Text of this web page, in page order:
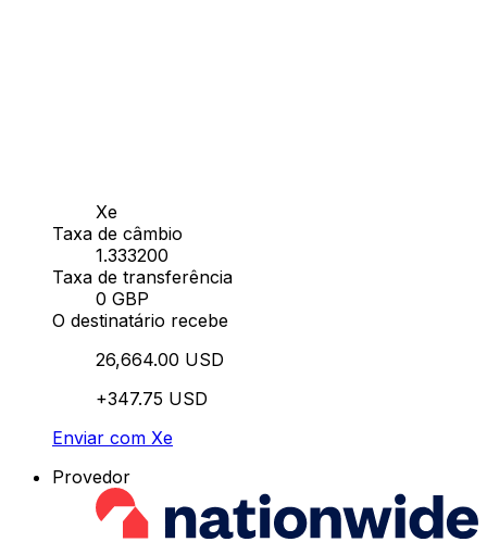
Xe
Taxa de câmbio
1.333200
Taxa de transferência
0 GBP
O destinatário recebe
26,664.00 USD
+347.75 USD
Enviar com Xe
Provedor